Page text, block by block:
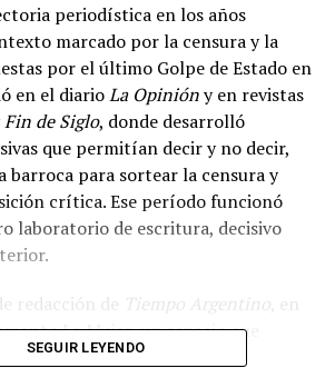
periodística en los años
marcado por la censura y la
por el último Golpe de Estado en
en el diarioLa Opinióny en revistas
Fin de Siglo, donde desarrolló
que permitían decir y no decir,
barroca para sortear la censura y
crítica. Ese período funcionó
laboratorio de escritura, decisivo
redacción de
Tiempo Argentino
La Mujer, un espacio que
entonces silenciados como el
SEGUIR LEYENDO